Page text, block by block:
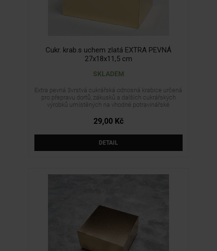
Cukr. krab.s uchem zlatá EXTRA PEVNÁ
27x18x11,5 cm
SKLADEM
Extra pevná 3vrstvá cukrářská odnosná krabice určená
pro přepravu dortů, zákusků a dalších cukrářských
výrobků umístěných na vhodné potravinářské
jednoduše skládá bez nutnosti lepení a dodává se v
rozloženém stavu. Není určena pro přímý styk s
nebalenými, mastnými ani potravinami s vyšším
obsahem vlhkosti.
29,00 Kč
DETAIL